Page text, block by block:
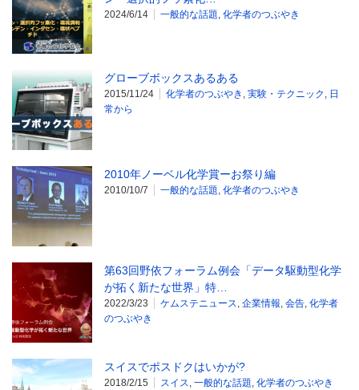
2024/6/14 一般的な話題, 化学者のつぶやき
グローブボックスあるある
2015/11/24 化学者のつぶやき , 実験・テクニック , 日
常から
2010年ノーベル化学賞ーお祭り編
2010/10/7 一般的な話題, 化学者のつぶやき
第63回野依フォーラム例会「データ駆動型化学
が拓く新たな世界」特…
2022/3/23 ケムステニュース, 企業情報, 会告, 化学者
のつぶやき
スイスでポスドクはいかが?
2018/2/15 スイス, 一般的な話題, 化学者のつぶやき